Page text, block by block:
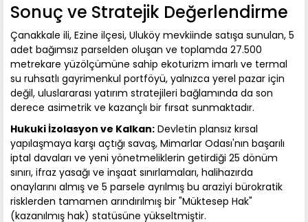
Sonuç ve Stratejik Değerlendirme
Çanakkale ili, Ezine ilçesi, Uluköy mevkiinde satışa sunulan, 5
adet bağımsız parselden oluşan ve toplamda 27.500
metrekare yüzölçümüne sahip ekoturizm imarlı ve termal
su ruhsatlı gayrimenkul portföyü, yalnızca yerel pazar için
değil, uluslararası yatırım stratejileri bağlamında da son
derece asimetrik ve kazançlı bir fırsat sunmaktadır.
Hukuki İzolasyon ve Kalkan: Devletin plansız kırsal
yapılaşmaya karşı açtığı savaş, Mimarlar Odası'nın başarılı
iptal davaları ve yeni yönetmeliklerin getirdiği 25 dönüm
sınırı, ifraz yasağı ve inşaat sınırlamaları, halihazırda
onaylarını almış ve 5 parsele ayrılmış bu araziyi bürokratik
risklerden tamamen arındırılmış bir "Müktesep Hak"
(kazanılmış hak) statüsüne yükseltmiştir.